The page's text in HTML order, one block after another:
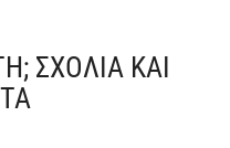
ΣΧΌΛΙΑ ΚΑΙ